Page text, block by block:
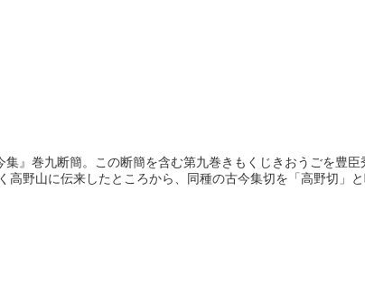
』巻九断簡。この断簡を含む第九巻きもくじきおうごを豊
野山に伝来したところから、同種の古今集切を「高野切」と